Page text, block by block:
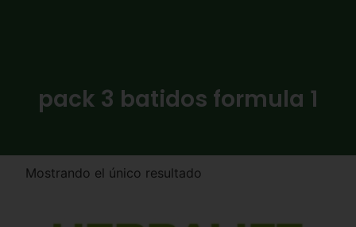
pack 3 batidos formula 1
Mostrando el único resultado